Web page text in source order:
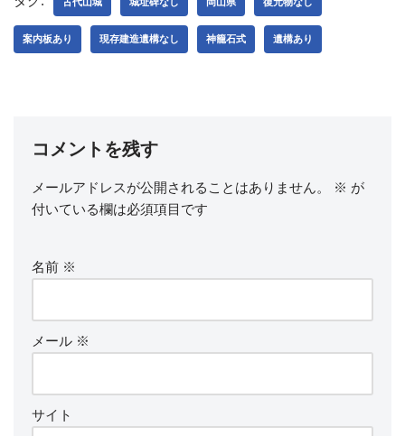
案内板あり 現存建造遺構なし 神籠石式 遺構あり
コメントを残す
メールアドレスが公開されることはありません。 ※ が
付いている欄は必須項目です
名前 ※
メール ※
サイト